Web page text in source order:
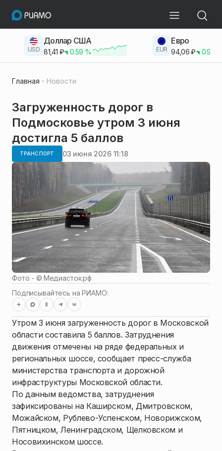
USD
Доллар США
81,41 ₽ 0.59 % EUR
Евро
94,06₽ 0.93
Главная Новости
Загруженность дорог в
Подмосковье утром 3 июня
достигла 5 баллов
ТРАНСПОРТ 03 июня 2026 11:18
Фото - ©Медиасток.рф
Подписывайтесь на РИАМО:
Утром 3 июня загруженность дорог в Московской
области составила 5 баллов. Затруднения
движения отмечены на ряде федеральных и
региональных шоссе, сообщает пресс-служба
министерства транспорта и дорожной
инфраструктуры Московской области.
По данным ведомства, затруднения
зафиксированы на Каширском, Дмитровском,
Можайском, Рублево-Успенском, Новорижском,
Пятницком, Ленинградском, Щелковском и
Носовихинском шоссе.